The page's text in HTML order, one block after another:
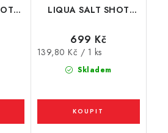
LIQUA SALT SHOT
/ 15mg
Skladem
699 Kč
Měrná
139,80 Kč / 1 ks